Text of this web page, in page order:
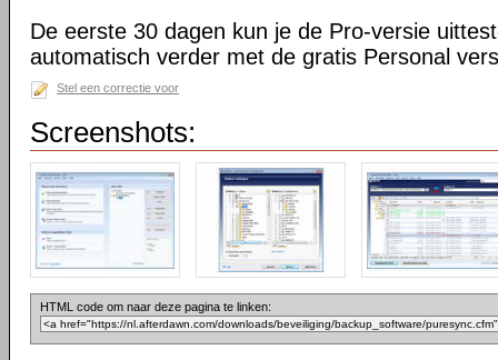
De eerste 30 dagen kun je de Pro-versie
automatisch verder met de gratis Personal
Stel een correctie voor
Screenshots:
HTML code om naar deze pagina te linken: